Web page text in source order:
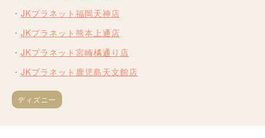
JKプラネット福岡天神店
JKプラネット熊本上通店
JKプラネット宮崎橘通り店
JKプラネット鹿児島天文館店
ディズニー